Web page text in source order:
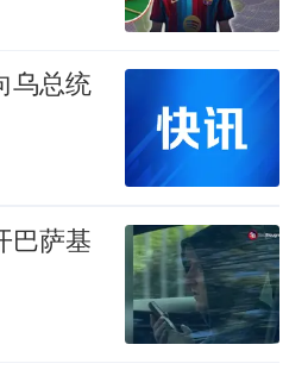
乌总统
巴萨基